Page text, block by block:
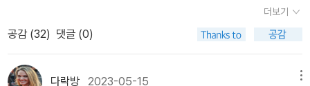
우리에게 전해진 것이다. 때문에 이런 책을 읽으면 현대의 우리, 근대
의 우리 언어에 대해서 알 수 있으므로 꼭 읽어야 한다고. 글은 결국
사유의 표현으로 어떻게 생각하는 능력을 키울지 고민해야 하는데,
생각을 많이 할 때는 사람이 외롭고 긴장을 하게 된다. 그런데 이 외로
모랜은 이 지옥 같은 세계에서 탈출했을까. 어떻게 다른 사람을 저주
하지 않으면서 새로운 삶을 시작했을까. 어떤 여성들은, 그녀처럼 우
서 탈출하지 못하는데, 어떻게 그녀는 그 일을 해낼 수 있었을까. 어떻
이었다. 작년에 책을 다 고르고 나서(정가로 거의 30만원 어치) 이 세
트를 봐서 고민하다 사지 않고 내년에 사자 했는데 올해는 세트가 없
단다. 그래서 어쩔 수 없이 낱권으로 30권만 구매하기로. 세트면 더
저렴하게 샀을텐테.. 역시 책은 있을 때 사야 한다는 만고불변의 진리.
더보기
공감 (32) 댓글 (0)
다락방 2023-05-15